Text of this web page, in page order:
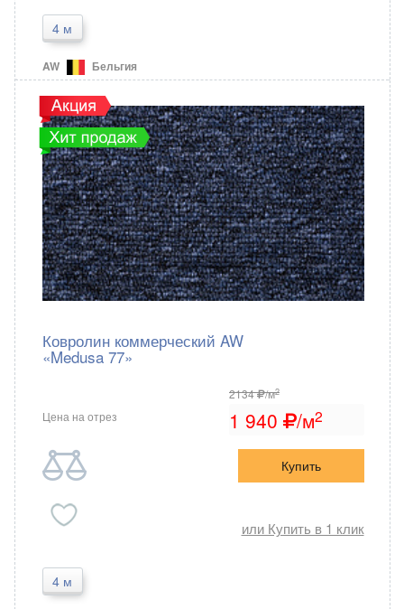
4 м
AW Бельгия
Ковролин коммерческий AW
«Medusa 77»
Цена на отрез
2134 /м2
1 940 /м2
Купить
или Купить в 1 клик
4 м